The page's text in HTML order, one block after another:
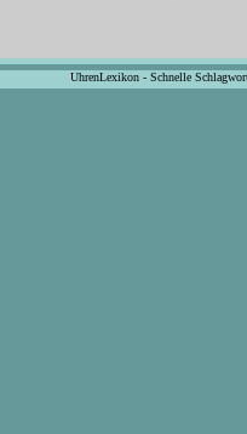
UhrenLexikon - Schnelle